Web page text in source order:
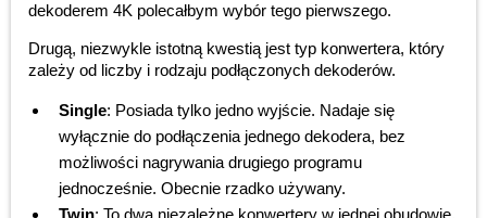
dekoderem 4K polecałbym wybór tego pierwszego.
Drugą, niezwykle istotną kwestią jest typ konwertera, który
zależy od liczby i rodzaju podłączonych dekoderów.
Single: Posiada tylko jedno wyjście. Nadaje się
wyłącznie do podłączenia jednego dekodera, bez
możliwości nagrywania drugiego programu
jednocześnie. Obecnie rzadko używany.
Twin: To dwa niezależne konwertery w jednej obudowie.